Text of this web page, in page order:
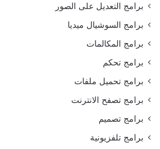
برامج التعديل على الصور
برامج السوشيال ميديا
برامج المكالمات
برامج تحكم
برامج تحميل ملفات
برامج تصفح الانترنت
برامج تصميم
برامج تلفزيونية